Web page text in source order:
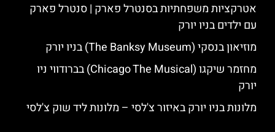
אטרקציות משפחתיות בסנטרל פארק | סנטרל פארק
עם ילדים בניו יורק
מוזיאון בנסקי (The Banksy Museum) בניו יורק
מחזמר שיקגו (Chicago The Musical) בברודווי ניו
יורק
מלונות בניו יורק באיזור צ'לסי – מלונות ליד שוק צ'לסי